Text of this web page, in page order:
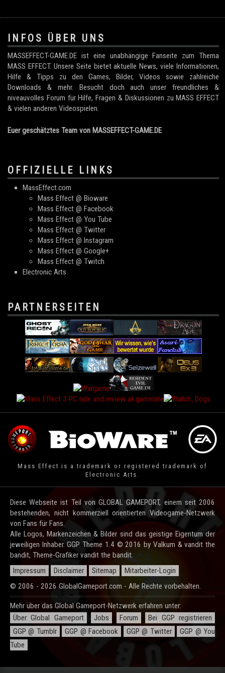
.
INFOS ÜBER UNS
MASSEFFECT-GAME.DE ist eine unabhängige Fanseite zum Thema
MASS EFFECT. Unsere Seite bietet aktuelle News, viele Informationen,
Hilfe & Tipps zu den Games, Bilder, Videos sowie zahlreiche
Downloads & mehr. Besucht doch auch unser freundliches &
niveauvolles Forum für Hilfe, Fragen & Diskussionen zu MASS EFFECT
& vielen anderen Videospielen.
Euer geschätztes Team von MASSEFFECT-GAME.DE
OFFIZIELLE LINKS
MassEffect.com
Mass Effect @ Bioware
Mass Effect @ Facebook
Mass Effect @ You Tube
Mass Effect @ Twitter
Mass Effect @ Instagram
Mass Effect @ Google+
Mass Effect @ Twitch
Electronic Arts
PARTNERSEITEN
Mass Effect is a trademark or registered trademark of
Electronic Arts.
Diese Webseite ist Teil von GLOBAL GAMEPORT, einem seit 2006
bestehenden, nicht kommerziell orientierten Videogame-Netzwerk
von Fans für Fans.
Alle Logos, Markenzeichen & Bilder sind das geistige Eigentum der
jeweiligen Inhaber. GGP Theme 1.4 © 2016 by Valkum & vandit the
bandit, Theme-Grafiker vandit the bandit.
Impressum
Disclaimer Sitemap
Mitarbeiter-Login
© 2006 - 2026 GlobalGameport.com - Alle Rechte vorbehalten.
Mehr über das Global Gameport-Netzwerk erfahren unter:
Über Global Gameport
Jobs Forum
Bei GGP registrieren
GGP @ Tumblr
GGP @ Facebook GGP @ Twitter
GGP @ You
Tube